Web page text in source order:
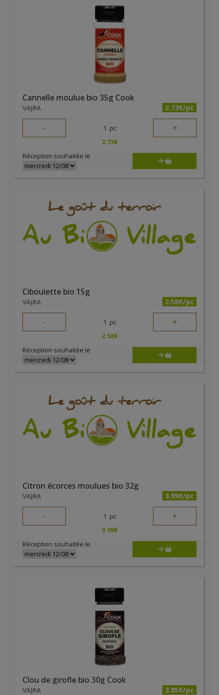
Cannelle moulue bio 35g Cook
VAJRA 2.73€/pc
- 1 pc +
2.73€
Réception souhaitée le
Ciboulette bio 15g
VAJRA 2.58€/pc
- 1 pc +
2.58€
Réception souhaitée le
Citron écorces moulues bio 32g
VAJRA 3.99€/pc
- 1 pc +
3.99€
Réception souhaitée le
Clou de girofle bio 30g Cook
VAJRA 3.85€/pc